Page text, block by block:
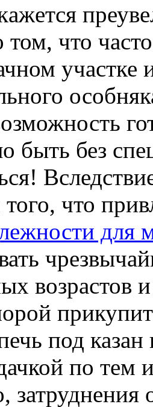
что
участке
быть без
что
для
возрастов
под
по
затруднения